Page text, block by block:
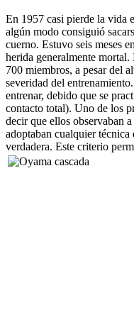
En 1957 casi pierde la vida
algún modo consiguió
cuerno. Estuvo seis meses
herida generalmente
700 miembros, a pesar del
severidad del
entrenar, debido que se
contacto total). Uno de los
decir que ellos observaban
adoptaban cualquier técnica
verdadera. Este criterio